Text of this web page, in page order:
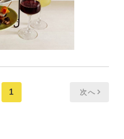
1 次へ